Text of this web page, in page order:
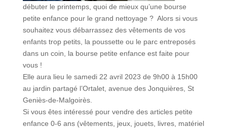
débuter le printemps, quoi de mieux qu’une bourse
petite enfance pour le grand nettoyage ? Alors si vous
souhaitez vous débarrassez des vêtements de vos
enfants trop petits, la poussette ou le parc entreposés
dans un coin, la bourse petite enfance est faite pour
vous !
Elle aura lieu le samedi 22 avril 2023 de 9h00 à 15h00
au jardin partagé l’Ortalet, avenue des Jonquières, St
Geniès-de-Malgoirès.
Si vous êtes intéressé pour vendre des articles petite
enfance 0-6 ans (vêtements, jeux, jouets, livres, matériel